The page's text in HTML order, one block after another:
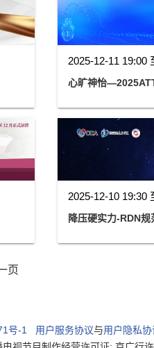
2025-12-11 19:00
心旷神怡
2025-12-10 19:30
降压硬实力-RDN规
页
号-1 用户服务协议与用户隐私协